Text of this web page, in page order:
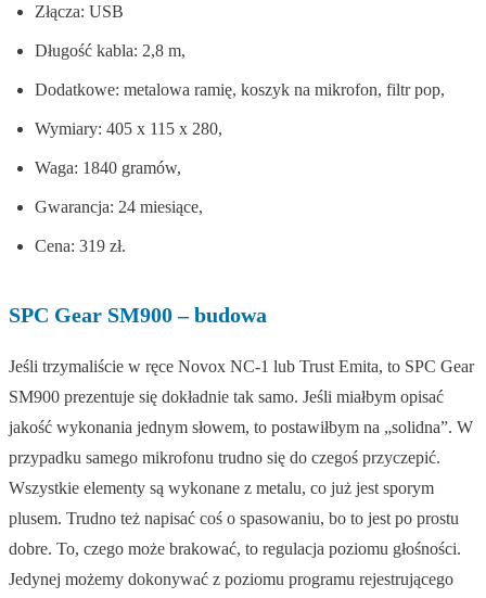
Złącza: USB
Długość kabla: 2,8 m,
Dodatkowe: metalowa ramię, koszyk na mikrofon, filtr pop,
Wymiary: 405 x 115 x 280,
Waga: 1840 gramów,
Gwarancja: 24 miesiące,
Cena: 319 zł.
SPC Gear SM900 – budowa
Jeśli trzymaliście w ręce Novox NC-1 lub Trust Emita, to SPC Gear
SM900 prezentuje się dokładnie tak samo. Jeśli miałbym opisać
jakość wykonania jednym słowem, to postawiłbym na „solidna”. W
przypadku samego mikrofonu trudno się do czegoś przyczepić.
Wszystkie elementy są wykonane z metalu, co już jest sporym
plusem. Trudno też napisać coś o spasowaniu, bo to jest po prostu
dobre. To, czego może brakować, to regulacja poziomu głośności.
Jedynej możemy dokonywać z poziomu programu rejestrującego